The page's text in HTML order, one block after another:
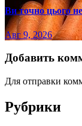
Ви точно цього
Авг 9, 2026
Добавить
Для отправки
Рубрики